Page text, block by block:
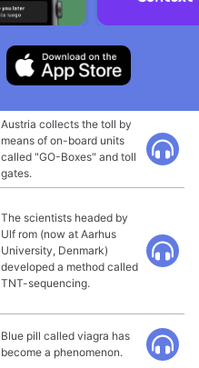
Austria collects the toll by
means of on-board units
called "GO-Boxes" and toll
gates.
The scientists headed by
Ulf rom (now at Aarhus
University, Denmark)
developed a method called
TNT-sequencing.
Blue pill called viagra has
become a phenomenon.